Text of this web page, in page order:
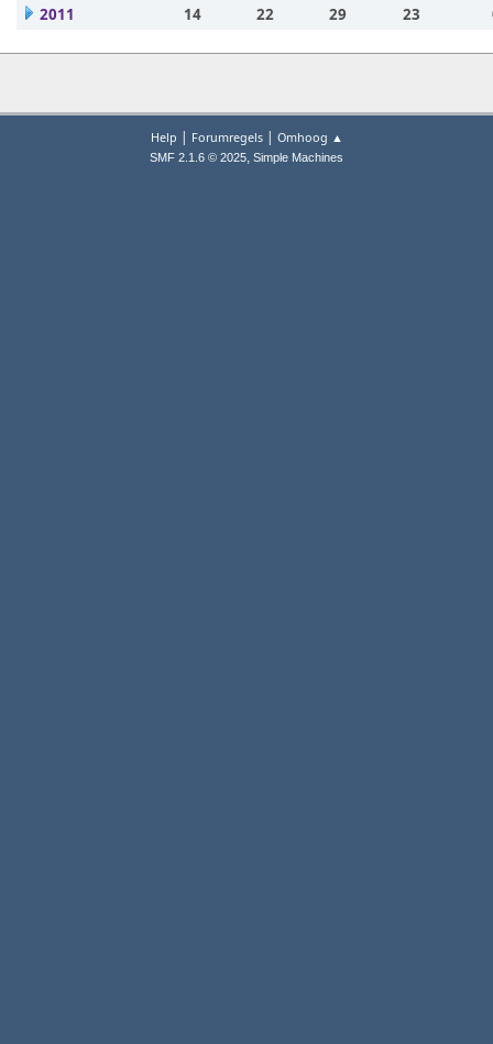
2011
14 22 29 23
Help | Forumregels| Omhoog ▲
SMF 2.1.6 © 2025, Simple Machines